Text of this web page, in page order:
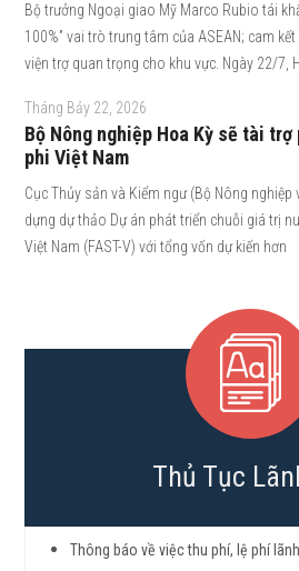
Bộ trưởng Ngoại giao Mỹ Marco Rubio tái
100%” vai trò trung tâm của ASEAN; cam
viện trợ quan trọng cho khu vực. Ngày 22/7,
Tháng Bảy 22, 2026
Bộ Nông nghiệp Hoa Kỳ sẽ tài
phi Việt Nam
Cục Thủy sản và Kiểm ngư (Bộ Nông
dựng dự thảo Dự án phát triển chuỗi giá trị
Việt Nam (FAST-V) với tổng vốn dự kiến hơn
Thủ Tục
Thông báo về việc thu phí, lệ phí